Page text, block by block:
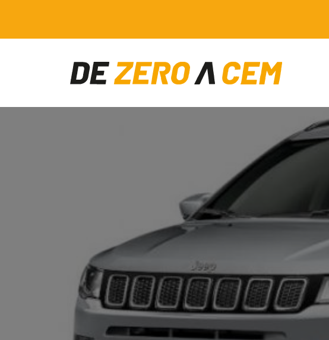
Main Navigation